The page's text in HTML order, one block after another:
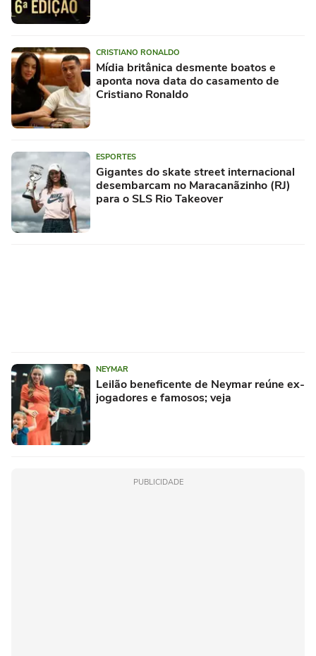
CRISTIANO RONALDO
Mídia britânica desmente boatos e
aponta nova data do casamento de
Cristiano Ronaldo
ESPORTES
Gigantes do skate street internacional
desembarcam no Maracanãzinho (RJ)
para o SLS Rio Takeover
NEYMAR
Leilão beneficente de Neymar reúne ex-
jogadores e famosos; veja
PUBLICIDADE